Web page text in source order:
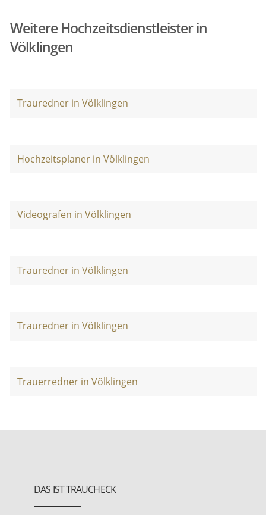
Weitere Hochzeitsdienstleister in
Völklingen
Trauredner in Völklingen
Hochzeitsplaner in Völklingen
Videografen in Völklingen
Trauredner in Völklingen
Trauredner in Völklingen
Trauerredner in Völklingen
DAS IST TRAUCHECK